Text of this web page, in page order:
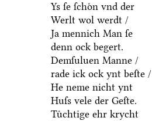
Ys ſe ſchoͤn vnd der
Werlt wol werdt /
Ja mennich Man ſe
denn ock begert.
Demſuluen Manne /
rade ick ock ynt beſte /
He neme nicht ynt
Huſs vele der Geſte.
Tuͤchtige ehr krycht